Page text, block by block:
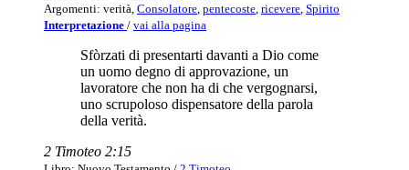
Argomenti: verità, Consolatore pentecoste ricevere Spirito
Interpretazione / vai alla pagina
Sfòrzati di presentarti davanti a Dio come
un uomo degno di approvazione, un
lavoratore che non ha di che vergognarsi,
uno scrupoloso dispensatore della parola
della verità.
2 Timoteo 2:15